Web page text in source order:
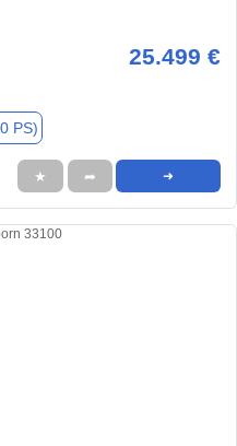
25.499 €
PS)
★ ➦ ➜